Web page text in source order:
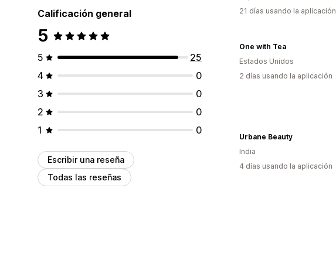
Calificación general
5
5
25
4
0
3
0
2
0
1
0
Escribir una reseña
Todas las reseñas
21 días usando la aplicación
One with Tea
Estados Unidos
2 días usando la aplicación
Urbane Beauty
India
4 días usando la aplicación